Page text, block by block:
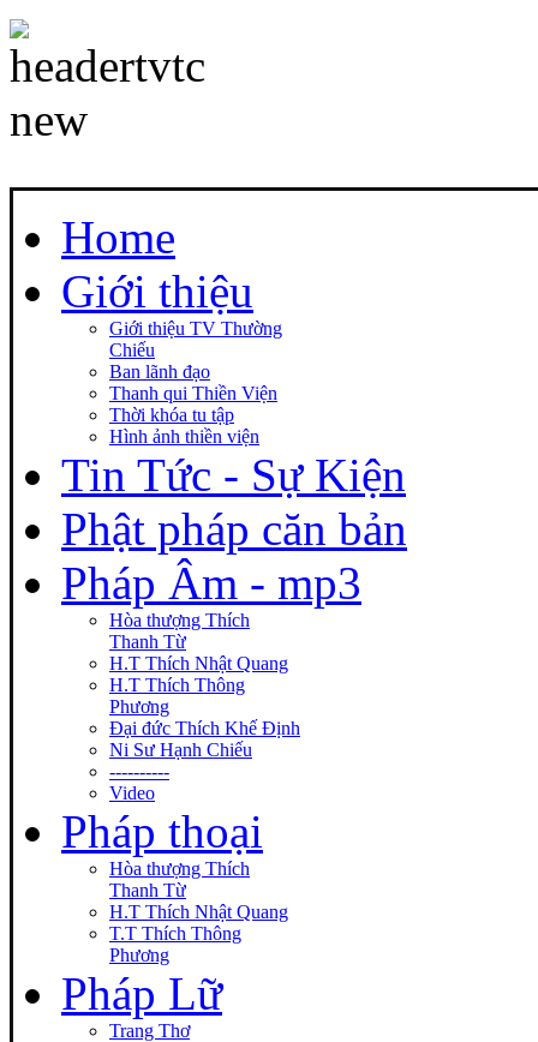
Home
Giới thiệu
Giới thiệu TV Thường
Chiếu
Ban lãnh đạo
Thanh qui Thiền Viện
Thời khóa tu tập
Hình ảnh thiền viện
Tin Tức - Sự Kiện
Phật pháp căn bản
Pháp Âm - mp3
Hòa thượng Thích
Thanh Từ
H.T Thích Nhật Quang
H.T Thích Thông
Phương
Đại đức Thích Khế Định
Ni Sư Hạnh Chiếu
----------
Video
Pháp thoại
Hòa thượng Thích
Thanh Từ
H.T Thích Nhật Quang
T.T Thích Thông
Phương
Pháp Lữ
Trang Thơ